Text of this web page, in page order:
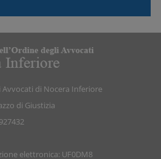
di Nocera Inferiore
di Giustizia
elettronica: UF0DM8